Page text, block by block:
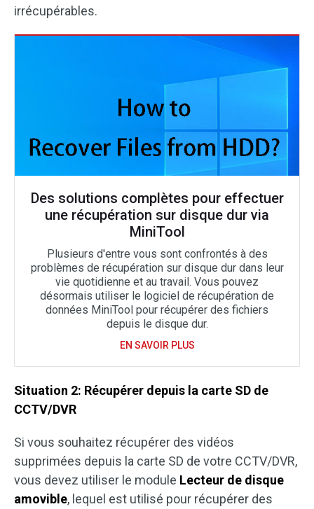
irrécupérables.
Des solutions complètes pour effectuer
une récupération sur disque dur via
MiniTool
Plusieurs d'entre vous sont confrontés à des
problèmes de récupération sur disque dur dans leur
vie quotidienne et au travail. Vous pouvez
désormais utiliser le logiciel de récupération de
données MiniTool pour récupérer des fichiers
depuis le disque dur.
EN SAVOIR PLUS
Situation 2: Récupérer depuis la carte SD de
CCTV/DVR
Si vous souhaitez récupérer des vidéos
supprimées depuis la carte SD de votre CCTV/DVR,
vous devez utiliser le module Lecteur de disque
amovible, lequel est utilisé pour récupérer des